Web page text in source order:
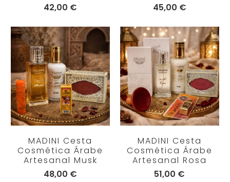
42,00 €
45,00 €
MADINI Cesta
Cosmética Árabe
Artesanal Musk
48,00 €
MADINI Cesta
Cosmética Árabe
Artesanal Rosa
51,00 €